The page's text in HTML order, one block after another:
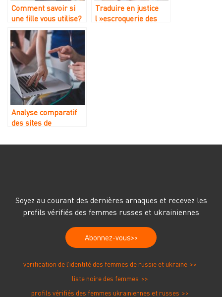
Comment savoir si
une fille vous utilise?
Traduire en justice
l »escroquerie des
Analyse comparatif
des sites de
femmes de l’Est
Soyez au courant des dernières arnaques et recevez les
profils vérifiés des femmes russes et ukrainiennes
Abonnez-vous
verification de l’identité des femmes de russie et ukraine
liste noire des femmes
profils vérifiés des femmes ukrainiennes et russes